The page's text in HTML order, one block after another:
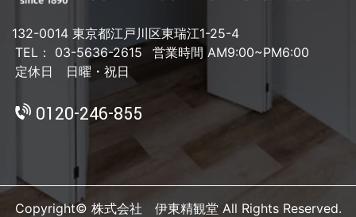
132-0014 東京都江戸川区東瑞江1-25-4
TEL： 03-5636-2615
営業時間 AM9:00~PM6:00
定休日 日曜・祝日
0120-246-855
Copyright© 株式会社 伊東精観堂 All Rights Reserved.